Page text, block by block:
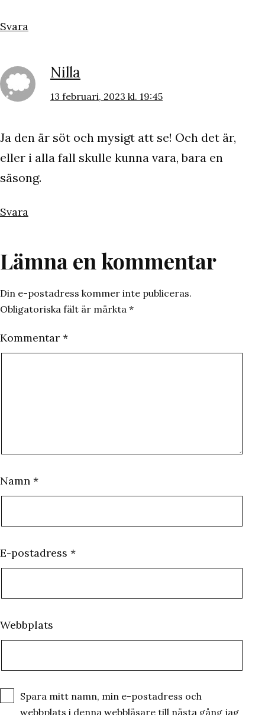
Svara
Nilla
13 februari, 2023 kl. 19:45
Ja den är söt och mysigt att se! Och det är,
eller i alla fall skulle kunna vara, bara en
säsong.
Svara
Lämna en kommentar
Din e-postadress kommer inte publiceras.
Obligatoriska fält är märkta *
Kommentar *
Namn *
E-postadress *
Webbplats
Spara mitt namn, min e-postadress och
webbplats i denna webbläsare till nästa gång jag